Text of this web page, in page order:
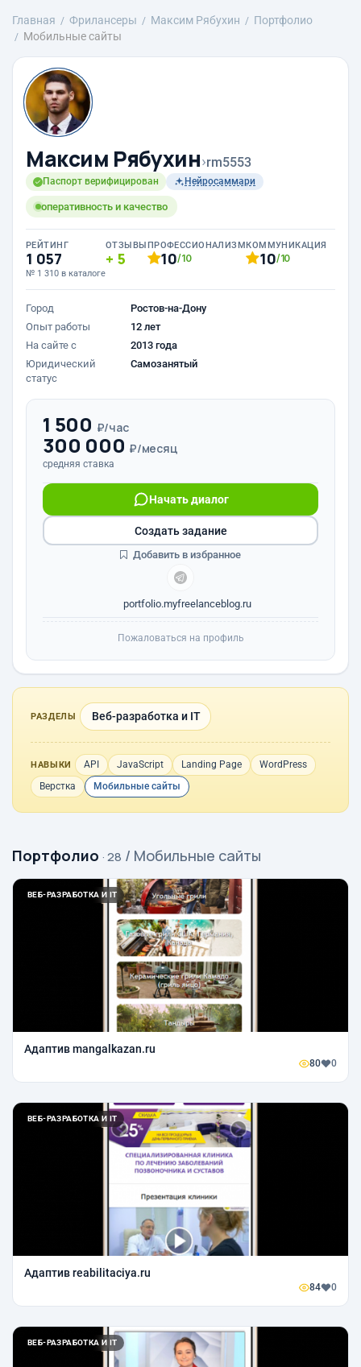
Главная Фрилансеры Максим Рябухин
Портфолио
Мобильные сайты
Максим Рябухин›rm5553
Паспорт верифицирован Нейросаммари
оперативность и качество
РЕЙТИНГ
1 057
№ 1 310 в каталоге
ОТЗЫВЫ
5
ПРОФЕССИОНАЛИЗМ
10/10
КОММУНИКАЦИЯ
10/10
Город
Ростов-на-Дону
Опыт работы
12 лет
На сайте с
2013 года
Юридический
статус
Самозанятый
1 500 ₽/час
300 000 ₽/месяц
средняя ставка
Начать диалог
portfolio.myfreelanceblog.ru
Создать задание
Добавить в избранное
Пожаловаться на профиль
РАЗДЕЛЫ Веб-разработка и IT
НАВЫКИ API JavaScript Landing Page
WordPress
Верстка
Мобильные сайты
Портфолио · 28 / Мобильные сайты
ВЕБ-РАЗРАБОТКА И IT
Адаптив mangalkazan.ru
80 0
ВЕБ-РАЗРАБОТКА И IT
Адаптив reabilitaciya.ru
84 0
ВЕБ-РАЗРАБОТКА И IT